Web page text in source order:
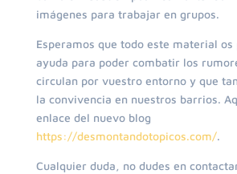
imágenes para trabajar en grupos.
Esperamos que todo este material
ayuda para poder combatir los
circulan por vuestro entorno y que
la convivencia en nuestros barrios.
enlace del nuevo blog
https://desmontandotopicos.com/.
Cualquier duda, no dudes en